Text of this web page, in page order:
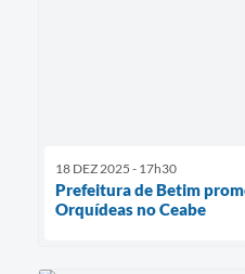
18 DEZ 2025 - 17h30
Prefeitura de Betim
Orquídeas no Ceabe